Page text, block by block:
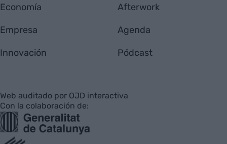
Economía
Empresa
Innovación
Afterwork
Agenda
Pódcast
Web auditado por OJD interactiva
Con la colaboración de: